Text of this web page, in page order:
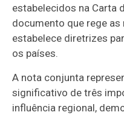
estabelecidos na Carta
documento que rege
estabelece diretrizes
os países.
A nota conjunta
significativo de três
influência regional,